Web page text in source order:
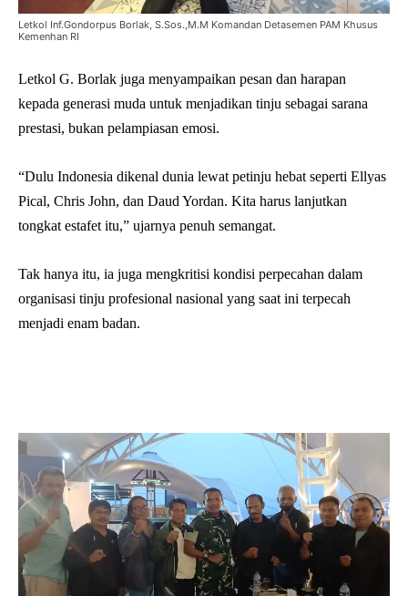
Letkol Inf.Gondorpus Borlak, S.Sos.,M.M Komandan Detasemen PAM Khusus
Kemenhan RI
Letkol G. Borlak juga menyampaikan pesan dan harapan
kepada generasi muda untuk menjadikan tinju sebagai sarana
prestasi, bukan pelampiasan emosi.
“Dulu Indonesia dikenal dunia lewat petinju hebat seperti Ellyas
Pical, Chris John, dan Daud Yordan. Kita harus lanjutkan
tongkat estafet itu,” ujarnya penuh semangat.
Tak hanya itu, ia juga mengkritisi kondisi perpecahan dalam
organisasi tinju profesional nasional yang saat ini terpecah
menjadi enam badan.